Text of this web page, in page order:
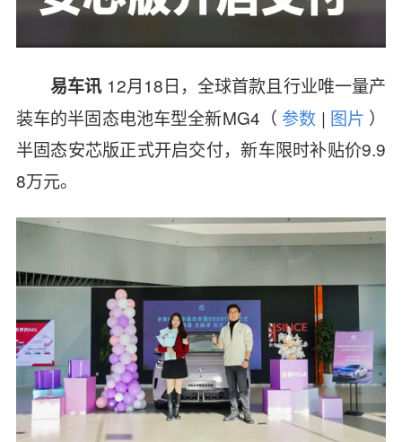
易车讯 12月18日，全球首款且行业唯一量产
装车的半固态电池车型全新MG4 （ 参数 | 图片 ）
半固态安芯版正式开启交付，新车限时补贴价9.9
8万元。